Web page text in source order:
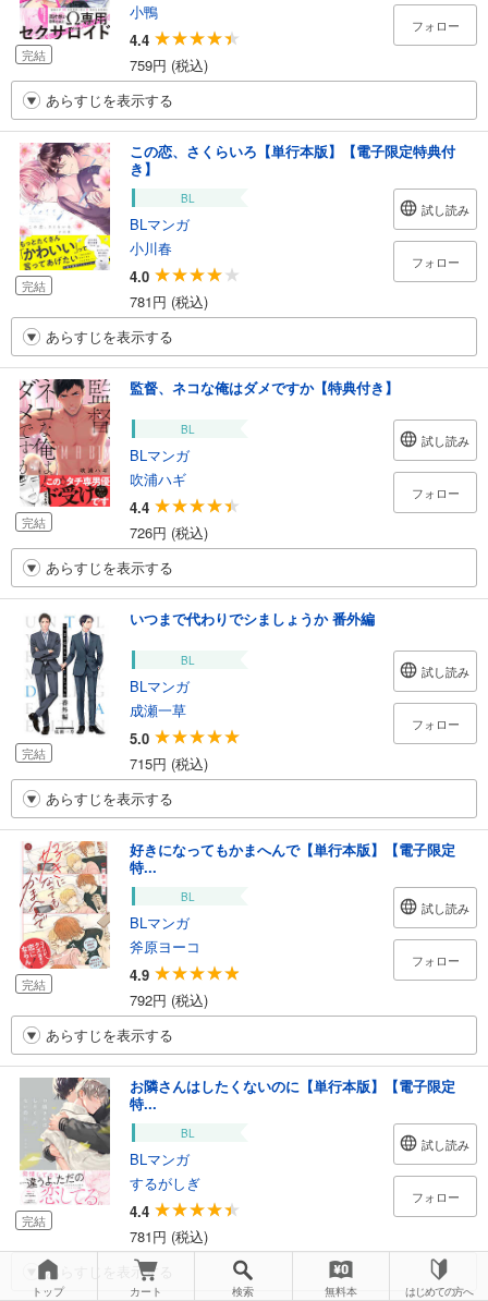
完結
小鴨
4.4
759円 (税込)
フォロー
あらすじを表示する
完結
この恋、さくらいろ【単行本版】【電子限定特典付
き】
BL
BLマンガ
小川春
4.0
781円 (税込)
試し読み
フォロー
あらすじを表示する
完結
監督、ネコな俺はダメですか【特典付き】
BL
BLマンガ
吹浦ハギ
4.4
726円 (税込)
試し読み
フォロー
あらすじを表示する
完結
いつまで代わりでシましょうか 番外編
BL
BLマンガ
成瀬一草
5.0
715円 (税込)
試し読み
フォロー
あらすじを表示する
完結
好きになってもかまへんで【単行本版】【電子限定
特...
BL
BLマンガ
斧原ヨーコ
4.9
792円 (税込)
試し読み
フォロー
あらすじを表示する
完結
お隣さんはしたくないのに【単行本版】【電子限定
特...
BL
BLマンガ
するがしぎ
4.4
781円 (税込)
試し読み
フォロー
あらすじを表示する
トップ カート 検索 無料本 はじめての方へ